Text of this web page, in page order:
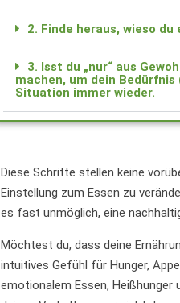
2. Finde heraus, wieso
3. Isst du „nur“ aus
machen, um dein
Situation immer wieder.
Diese Schritte stellen keine
Einstellung zum Essen zu
es fast unmöglich, eine
Möchtest du, dass deine
intuitives Gefühl für Hunger,
emotionalem Essen, Heißhunger